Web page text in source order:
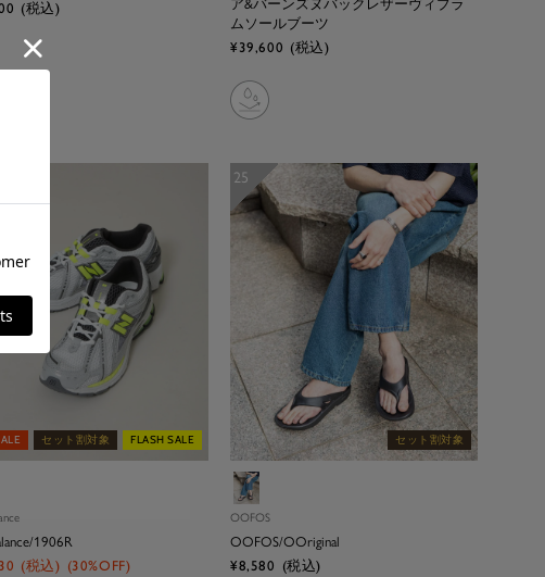
(税込)
ア&バーンズヌバックレザーヴィブラ
ムソールブーツ
セ
ル
価
¥39,600 (税込)
セット割対象 FLASH SALE
1906R
(税込) (30%OFF)
25
セット割対象
ブ
ラ
ッ
ク
OOFOS
OOFOS/OOriginal
セ
¥8,580 (税込)